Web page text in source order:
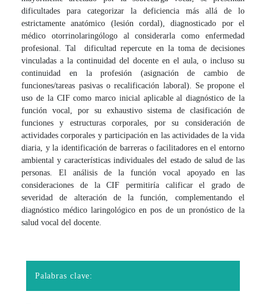
dificultades para categorizar la deficiencia más allá de lo
estrictamente anatómico (lesión cordal), diagnosticado por el
médico otorrinolaringólogo al considerarla como enfermedad
profesional. Tal dificultad repercute en la toma de decisiones
vinculadas a la continuidad del docente en el aula, o incluso su
continuidad en la profesión (asignación de cambio de
funciones/tareas pasivas o recalificación laboral). Se propone el
uso de la CIF como marco inicial aplicable al diagnóstico de la
función vocal, por su exhaustivo sistema de clasificación de
funciones y estructuras corporales, por su consideración de
actividades corporales y participación en las actividades de la vida
diaria, y la identificación de barreras o facilitadores en el entorno
ambiental y características individuales del estado de salud de las
personas. El análisis de la función vocal apoyado en las
consideraciones de la CIF permitiría calificar el grado de
severidad de alteración de la función, complementando el
diagnóstico médico laringológico en pos de un pronóstico de la
salud vocal del docente.
Palabras clave: